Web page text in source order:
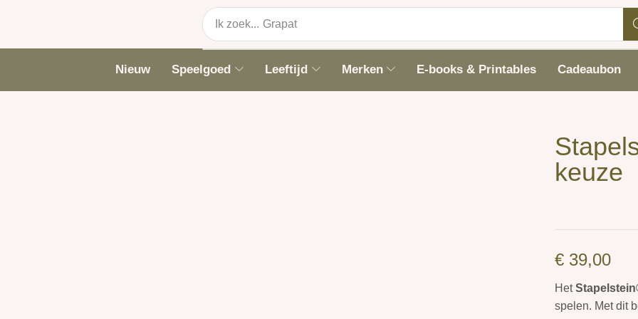
Ik zoek... Grapat
Nieuw Speelgoed Leeftijd Merken E-books & Printables Cadeaubon
keuze
€39,00
Het
spelen. Met dit